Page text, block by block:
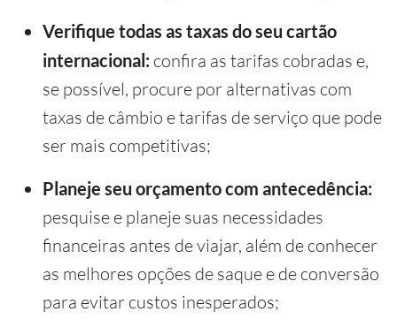
Verifique todas as taxas do seu cartão
internacional: confira as tarifas cobradas e,
se possível, procure por alternativas com
taxas de câmbio e tarifas de serviço que pode
ser mais competitivas;
Planeje seu orçamento com antecedência:
pesquise e planeje suas necessidades
financeiras antes de viajar, além de conhecer
as melhores opções de saque e de conversão
para evitar custos inesperados;